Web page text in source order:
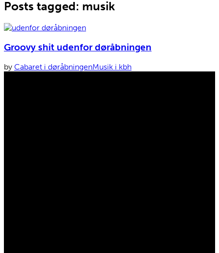
Posts tagged: musik
Groovy shit udenfor døråbningen
by Cabaret i døråbningenMusik i kbh